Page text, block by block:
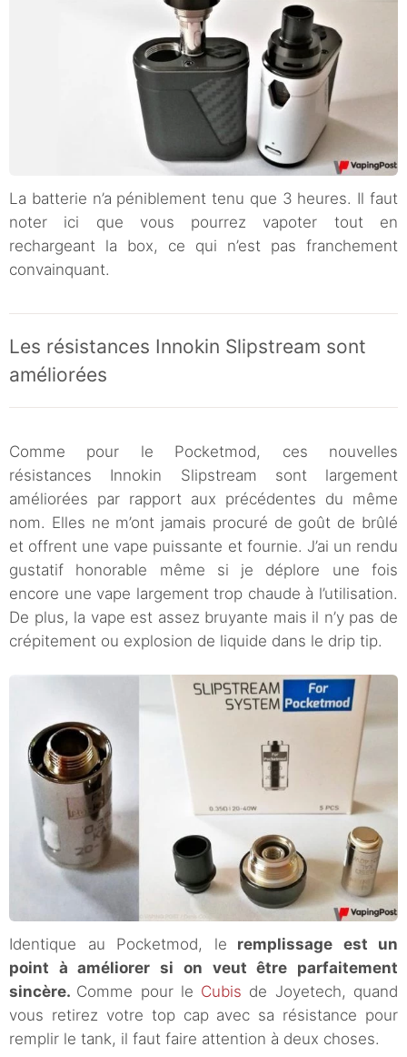
La batterie n’a péniblement tenu que 3 heures. Il faut
noter ici que vous pourrez vapoter tout en
rechargeant la box, ce qui n’est pas franchement
convainquant.
Les résistances Innokin Slipstream sont
améliorées
Comme pour le Pocketmod, ces nouvelles
résistances Innokin Slipstream sont largement
améliorées par rapport aux précédentes du même
nom. Elles ne m’ont jamais procuré de goût de brûlé
et offrent une vape puissante et fournie. J’ai un rendu
gustatif honorable même si je déplore une fois
encore une vape largement trop chaude à l’utilisation.
De plus, la vape est assez bruyante mais il n’y pas de
crépitement ou explosion de liquide dans le drip tip.
Identique au Pocketmod, le remplissage est un
point à améliorer si on veut être parfaitement
sincère. Comme pour le Cubis de Joyetech, quand
vous retirez votre top cap avec sa résistance pour
remplir le tank, il faut faire attention à deux choses.